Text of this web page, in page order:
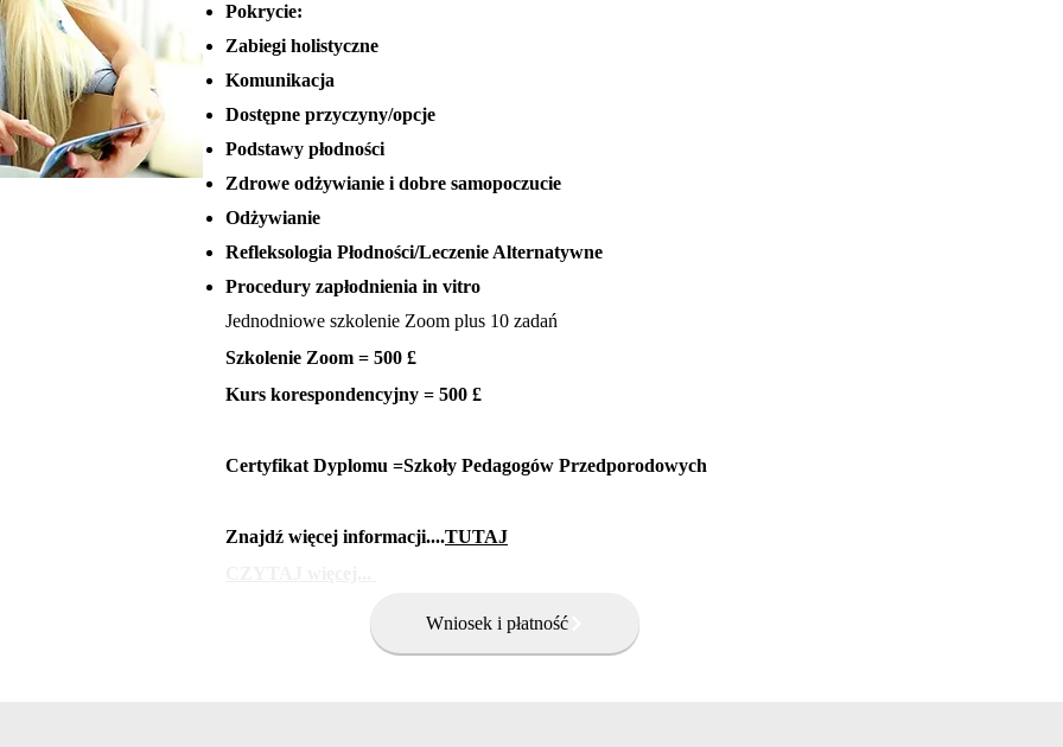
Pokrycie:
Zabiegi holistyczne
Komunikacja
Dostępne przyczyny/opcje
Podstawy płodności
Zdrowe odżywianie i dobre samopoczucie
Odżywianie
Refleksologia Płodności/Leczenie Alternatywne
Procedury zapłodnienia in vitro
Jednodniowe szkolenie Zoom plus 10 zadań
Szkolenie Zoom = 500 £
Kurs korespondencyjny = 500 £
Certyfikat Dyplomu =Szkoły Pedagogów Przedporodowych
Znajdź więcej informacji....TUTAJ
Wniosek i płatność